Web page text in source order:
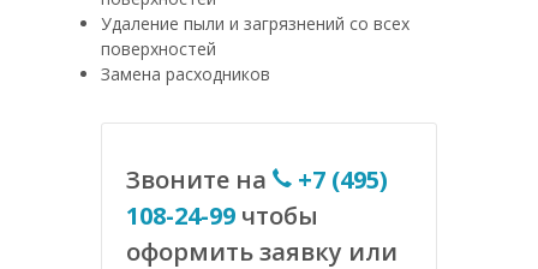
Удаление пыли и загрязнений со всех
поверхностей
Замена расходников
Звоните на
+7 (495)
108-24-99 чтобы
оформить заявку или